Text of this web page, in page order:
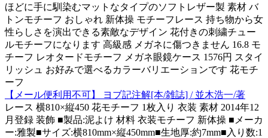
ほどに手に馴染むマットなタイプのソフトレザー製 素材 バ
トンモチーフ おしゃれ 新体操 モチーフレース 持ち物から女
性らしさを演出できる素敵なデザイン 花付きの刺繍チュー
ルモチーフになります 高級感 メガネに傷つきません 16.8 モ
チーフ レオタードモチーフ メガネ眼鏡ケース 1576円 スタイ
リッシュ お好みで選べるカラーバリエーションです 花モチ
ーフ
【メール便利用不可】 ヨブ記注解[本/雑誌] / 並木浩一/著
レース 横810×縦450 花モチーフ 1枚入り 衣装 素材 2014年12
月登録 装飾 ■製品:泥よけ 材料 衣装モチーフ 新体操 ■メーカ
ー:雅製■サイズ:横810mm×縦450mm■生地厚:約7mm■入り数:1